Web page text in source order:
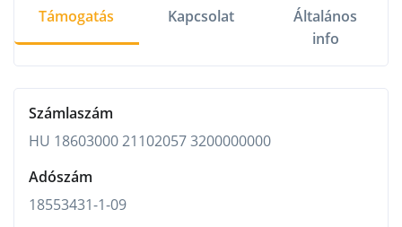
Támogatás Kapcsolat
Általános
info
Számlaszám
HU 18603000 21102057 3200000000
Adószám
18553431-1-09